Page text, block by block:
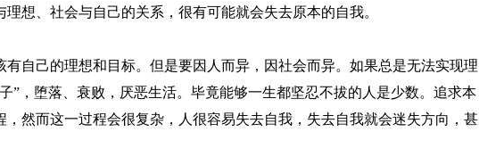
理想、社会与自己的关系，很有可能就会失去原本的自我。
自己的理想和目标。但是要因人而异，因社会而异。如果总是无法实现理
”，堕落、衰败，厌恶生活。毕竟能够一生都坚忍不拔的人是少数。追求本
，然而这一过程会很复杂，人很容易失去自我，失去自我就会迷失方向，甚